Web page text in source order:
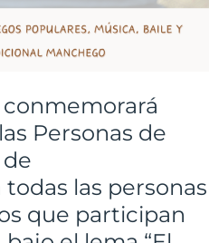
conmemorará
Personas de
las personas
que participan